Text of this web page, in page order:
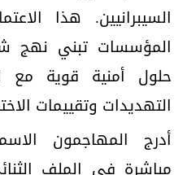
السيبرانيين. هذا
المؤسسات تبني نهج
حلول أمنية قوية مع
التهديدات وتقييمات
مباشرة في الملف